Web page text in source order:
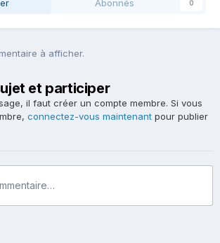
Abonnés 0
à afficher.
et participer
il faut créer un compte membre. Si vous
connectez-vous maintenant pour publier